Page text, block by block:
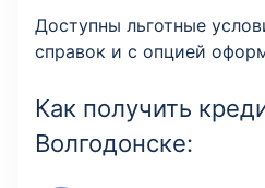
Доступны льготные
справок и с опцией
Как получить
Волгодонске: